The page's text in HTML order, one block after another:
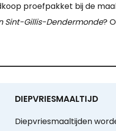
proefpakket bij de
Sint-Gillis-Dendermonde?
DIEPVRIESMAALTIJD
Diepvriesmaaltijden